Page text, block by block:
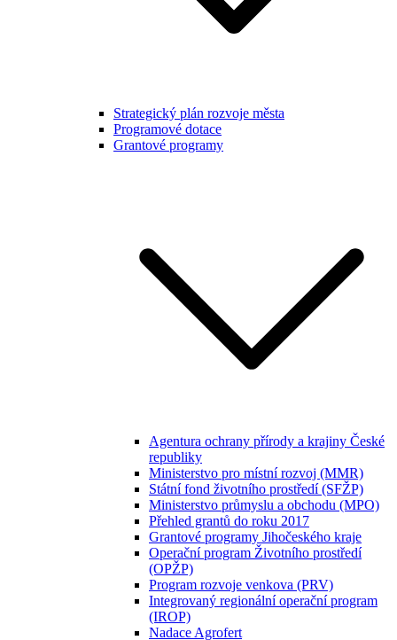
Strategický plán rozvoje města
Programové dotace
Grantové programy
Agentura ochrany přírody a krajiny České
republiky
Ministerstvo pro místní rozvoj (MMR)
Státní fond životního prostředí (SFŽP)
Ministerstvo průmyslu a obchodu (MPO)
Přehled grantů do roku 2017
Grantové programy Jihočeského kraje
Operační program Životního prostředí
(OPŽP)
Program rozvoje venkova (PRV)
Integrovaný regionální operační program
(IROP)
Nadace Agrofert